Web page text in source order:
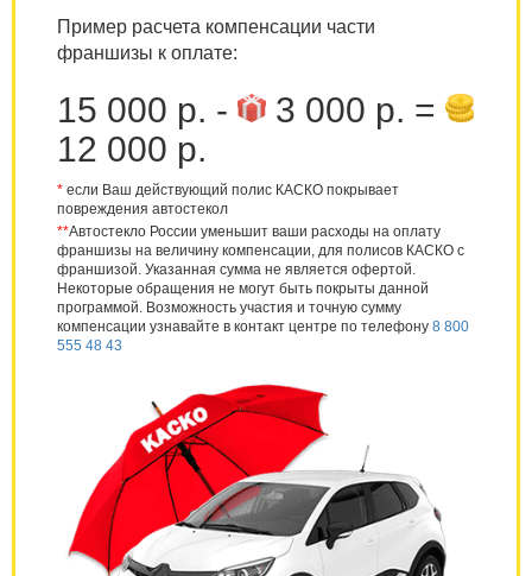
Пример расчета компенсации части
франшизы к оплате:
15 000 р. -
3 000 р. =
12 000 р.
* если Ваш действующий полис КАСКО покрывает
повреждения автостекол
**Автостекло России уменьшит ваши расходы на оплату
франшизы на величину компенсации, для полисов КАСКО с
франшизой. Указанная сумма не является офертой.
Некоторые обращения не могут быть покрыты данной
программой. Возможность участия и точную сумму
компенсации узнавайте в контакт центре по телефону 8 800
555 48 43